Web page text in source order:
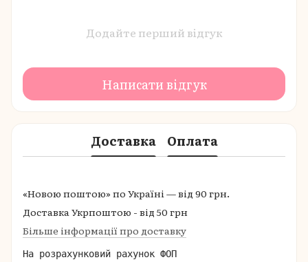
Додайте перший відгук
Написати відгук
Доставка Оплата
«Новою поштою» по Україні — від 90 грн.
Доставка Укрпоштою - від 50 грн
Більше інформації про доставку
На розрахунковий рахунок ФОП